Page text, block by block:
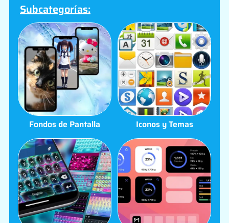
Subcategorías:
Fondos de Pantalla Iconos y Temas